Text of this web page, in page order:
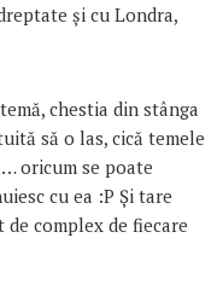
și cu Londra,
chestia din stânga
să o las, cică temele
oricum se poate
cu ea :P Și tare
complex de fiecare